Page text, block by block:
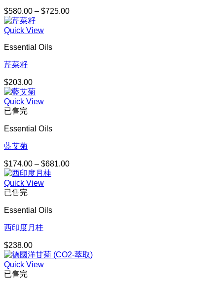
$580.00 – $725.00價
Quick View
Essential Oils
芹菜籽
$203.00
Quick View
已售完
Essential Oils
藍艾菊
$174.00 – $681.00價
Quick View
已售完
Essential Oils
西印度月桂
$238.00
Quick View
已售完